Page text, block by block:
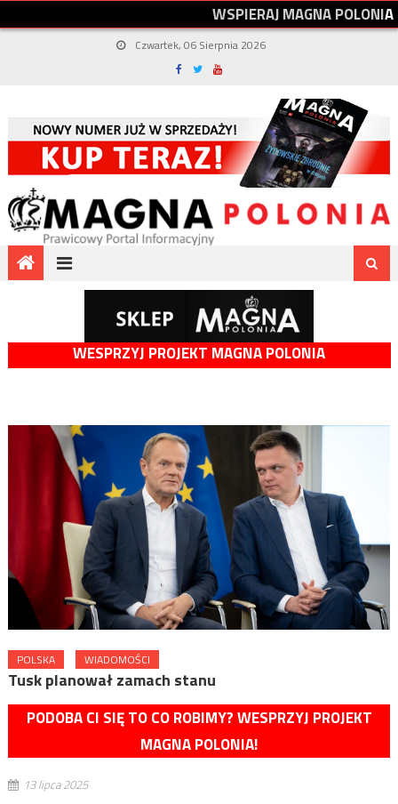
WSPIERAJMAGNAPOLONIA
Czwartek, 06 Sierpnia 2026
WESPRZYJ PROJEKT MAGNA POLONIA
POLSKA WIADOMOŚCI
Tusk planował zamach stanu
PODOBA CI SIĘ TO CO ROBIMY? WESPRZYJ PROJEKT
MAGNA POLONIA!
13 lipca 2025